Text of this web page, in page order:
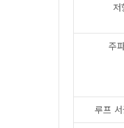
저
주
루프